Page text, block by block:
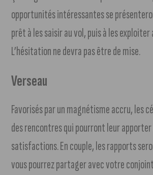
opportunités intéressantes se
prêt à les saisir au vol, puis à les
L’hésitation ne devra pas être de mise.
Verseau
Favorisés par un magnétisme accru, les
des rencontres qui pourront leur
satisfactions. En couple, les rapports
vous pourrez partager avec votre